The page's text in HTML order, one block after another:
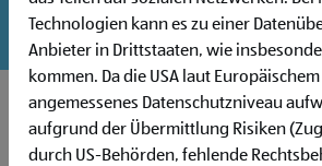
Jobsuche
Technologien kann es zu einer
Anbieter in Drittstaaten, wie
kommen. Da die USA laut
angemessenes Datenschutzniveau
aufgrund der Übermittlung Risiken
durch US-Behörden, fehlende